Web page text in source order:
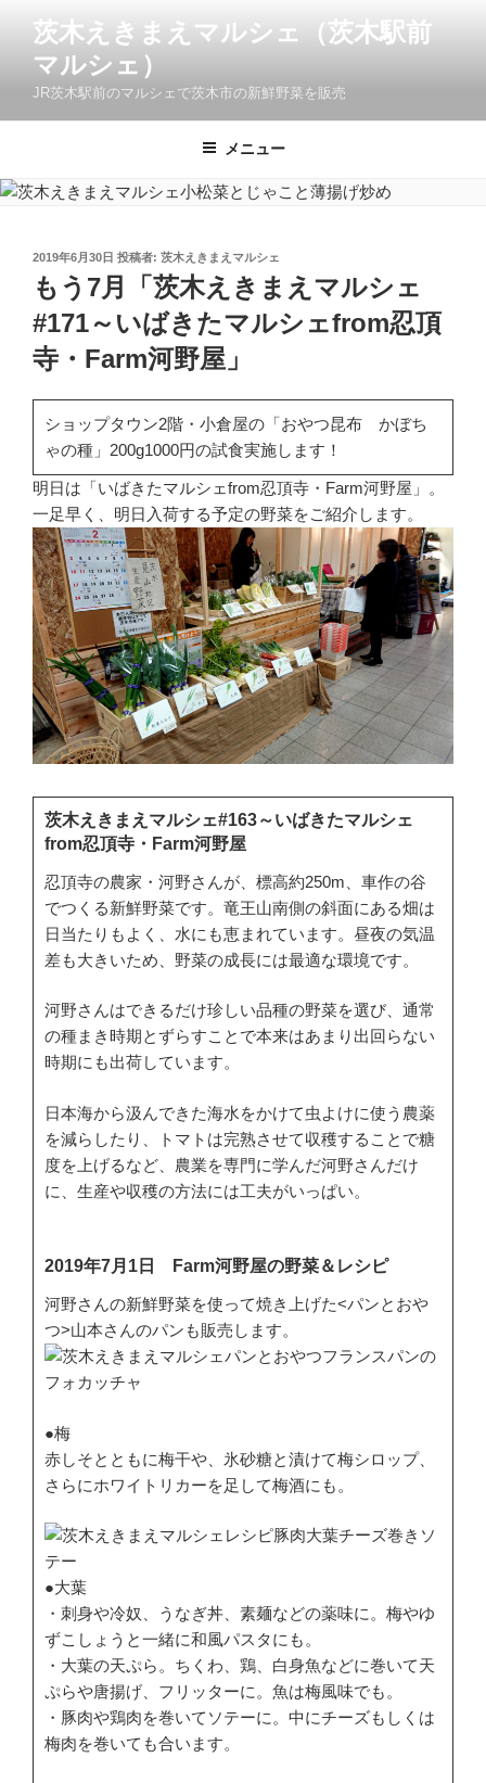
キ
茨木えきまえマルシェ（茨木駅前
マルシェ）
JR茨木駅前のマルシェで茨木市の新鮮野菜を販売
メニュー
投
稿
日:
2019年6月30日 投稿者: 茨木えきまえマルシェ
もう7月「茨木えきまえマルシェ
#171～いばきたマルシェfrom忍頂
寺・Farm河野屋」
ショップタウン2階・小倉屋の「おやつ昆布 かぼち
ゃの種」200g1000円の試食実施します！
明日は「いばきたマルシェfrom忍頂寺・Farm河野屋」。
一足早く、明日入荷する予定の野菜をご紹介します。
茨木えきまえマルシェ#163～いばきたマルシェ
from忍頂寺・Farm河野屋
忍頂寺の農家・河野さんが、標高約250m、車作の谷
でつくる新鮮野菜です。竜王山南側の斜面にある畑は
日当たりもよく、水にも恵まれています。昼夜の気温
差も大きいため、野菜の成長には最適な環境です。
河野さんはできるだけ珍しい品種の野菜を選び、通常
の種まき時期とずらすことで本来はあまり出回らない
時期にも出荷しています。
日本海から汲んできた海水をかけて虫よけに使う農薬
を減らしたり、トマトは完熟させて収穫することで糖
度を上げるなど、農業を専門に学んだ河野さんだけ
に、生産や収穫の方法には工夫がいっぱい。
2019年7月1日 Farm河野屋の野菜＆レシピ
河野さんの新鮮野菜を使って焼き上げた<パンとおや
つ>山本さんのパンも販売します。
●梅
赤しそとともに梅干や、氷砂糖と漬けて梅シロップ、
さらにホワイトリカーを足して梅酒にも。
●大葉
・刺身や冷奴、うなぎ丼、素麺などの薬味に。梅やゆ
ずこしょうと一緒に和風パスタにも。
・大葉の天ぷら。ちくわ、鶏、白身魚などに巻いて天
ぷらや唐揚げ、フリッターに。魚は梅風味でも。
・豚肉や鶏肉を巻いてソテーに。中にチーズもしくは
梅肉を巻いても合います。